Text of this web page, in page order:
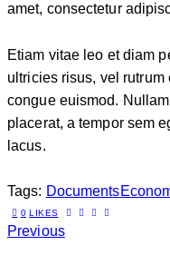
amet, consectetur
Etiam vitae leo et diam
ultricies risus, vel
congue euismod.
placerat, a tempor sem
lacus.
Tags: Documents
0 LIKES
Previous